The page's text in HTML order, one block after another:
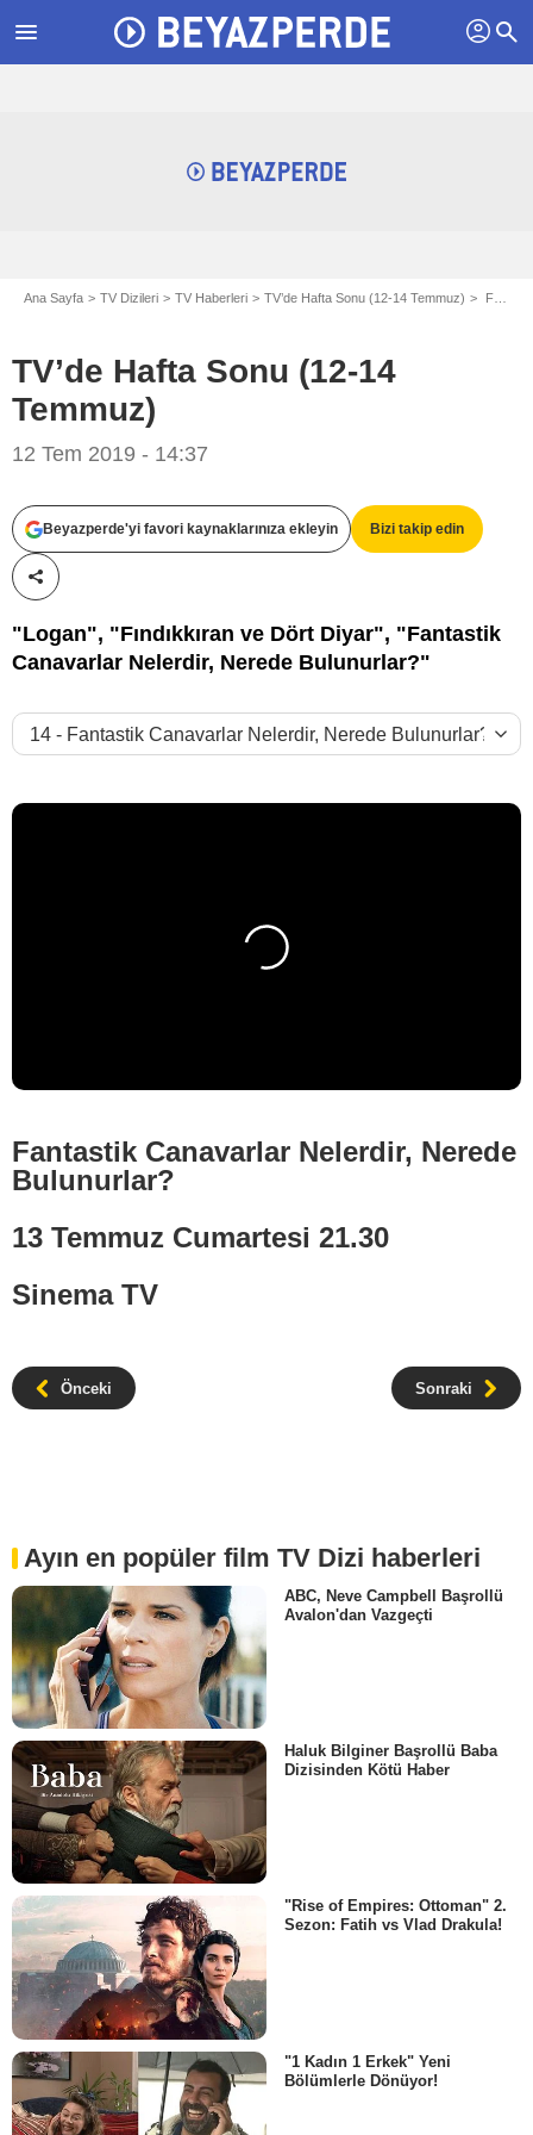
menu profil search
Ana Sayfa TV Dizileri TV Haberleri TV’de Hafta Sonu (12-14 Temmuz) Fantastik Canavarlar Nelerdir, Nerede Bulunurlar?
TV’de Hafta Sonu (12-14
Temmuz)
12 Tem 2019 - 14:37
Beyazperde'yi favori kaynaklarınıza ekleyin Bizi takip edin
Paylaş!
"Logan", "Fındıkkıran ve Dört Diyar", "Fantastik
Canavarlar Nelerdir, Nerede Bulunurlar?"
Fantastik Canavarlar Nelerdir, Nerede
Bulunurlar?
13 Temmuz Cumartesi 21.30
Sinema TV
Önceki Sonraki
Ayın en popüler film TV Dizi haberleri
ABC, Neve Campbell Başrollü
Avalon'dan Vazgeçti
Haluk Bilginer Başrollü Baba
Dizisinden Kötü Haber
"Rise of Empires: Ottoman" 2.
Sezon: Fatih vs Vlad Drakula!
"1 Kadın 1 Erkek" Yeni
Bölümlerle Dönüyor!